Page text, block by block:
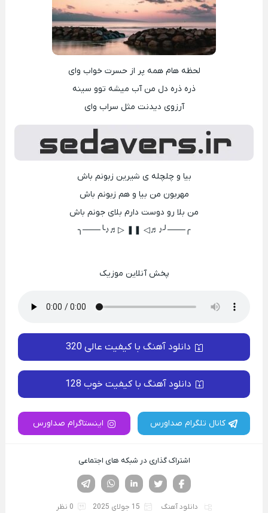
لحظه هام همه پر از حسرت خواب وای
ذره ذره دل من آب میشه توو سینه
آرزوی دیدنت مثل سراب وای
بیا و چلچله ی شیرین زبونم باش
مهربون من بیا و هم زبونم باش
من بلا رو دوست دارم بلای جونم باش
╭───╯♪♬◁ ❚❚ ▷♬♪╰───╮
پخش آنلاین موزیک
دانلود آهنگ با کیفیت عالی 320
دانلود آهنگ با کیفیت خوب 128
کانال تلگرام صداورس اینستاگرام صداورس
اشتراک گذاری در شبکه های اجتماعی
لینکدین تویتر
فیسوک
دانلود آهنگ 15 جولای 2025 0 نظر